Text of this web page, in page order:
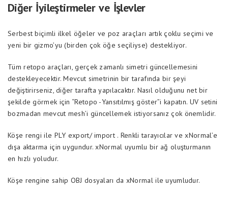
Diğer İyileştirmeler ve İşlevler
Serbest biçimli ilkel öğeler ve poz araçları artık çoklu seçimi ve
yeni bir gizmo’yu (birden çok öğe seçiliyse) destekliyor.
Tüm retopo araçları, gerçek zamanlı simetri güncellemesini
destekleyecektir. Mevcut simetrinin bir tarafında bir şeyi
değiştirirseniz, diğer tarafta yapılacaktır. Nasıl olduğunu net bir
şekilde görmek için “Retopo -Yansıtılmış göster”i kapatın. UV setini
bozmadan mevcut mesh’i güncellemek istiyorsanız çok önemlidir.
Köşe rengi ile PLY export/ import . Renkli tarayıcılar ve xNormal’e
dışa aktarma için uygundur. xNormal uyumlu bir ağ oluşturmanın
en hızlı yoludur.
Köşe rengine sahip OBJ dosyaları da xNormal ile uyumludur.